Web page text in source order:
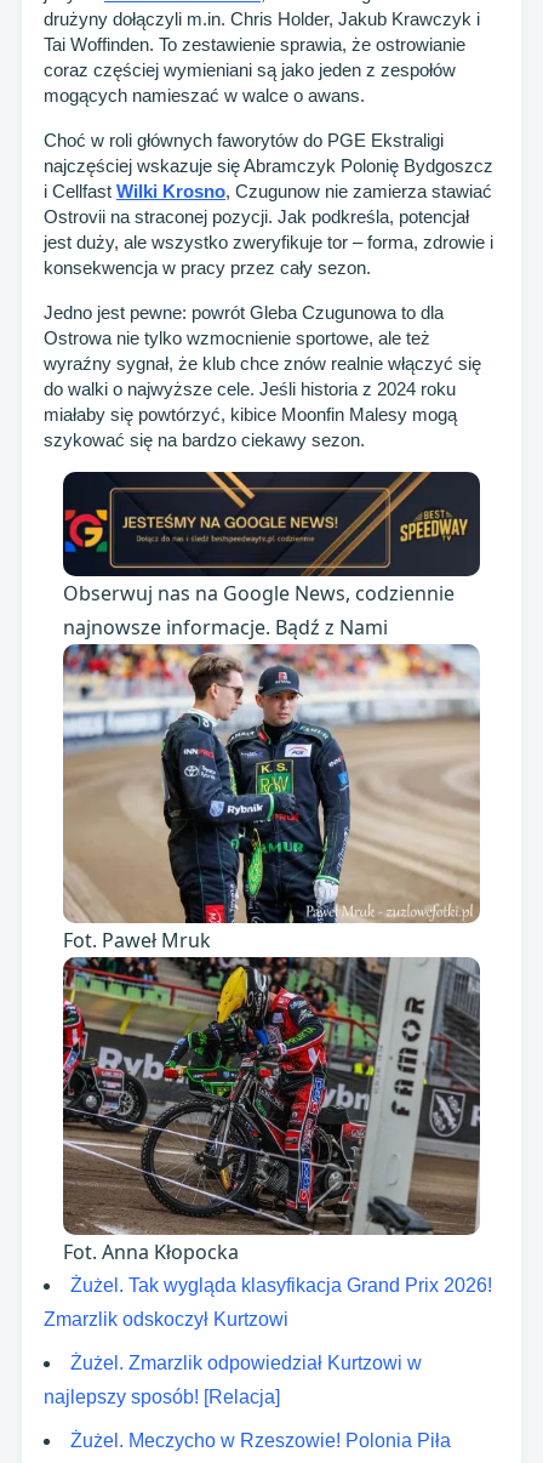
drużyny dołączyli m.in. Chris Holder, Jakub Krawczyk i
Tai Woffinden. To zestawienie sprawia, że ostrowianie
coraz częściej wymieniani są jako jeden z zespołów
mogących namieszać w walce o awans.
Choć w roli głównych faworytów do PGE Ekstraligi
najczęściej wskazuje się Abramczyk Polonię Bydgoszcz
i Cellfast Wilki Krosno, Czugunow nie zamierza stawiać
Ostrovii na straconej pozycji. Jak podkreśla, potencjał
jest duży, ale wszystko zweryfikuje tor – forma, zdrowie i
konsekwencja w pracy przez cały sezon.
Jedno jest pewne: powrót Gleba Czugunowa to dla
Ostrowa nie tylko wzmocnienie sportowe, ale też
wyraźny sygnał, że klub chce znów realnie włączyć się
do walki o najwyższe cele. Jeśli historia z 2024 roku
miałaby się powtórzyć, kibice Moonfin Malesy mogą
szykować się na bardzo ciekawy sezon.
Obserwuj nas na Google News, codziennie
najnowsze informacje. Bądź z Nami
Fot. Paweł Mruk
Fot. Anna Kłopocka
Żużel. Tak wygląda klasyfikacja Grand Prix 2026!
Zmarzlik odskoczył Kurtzowi
Żużel. Zmarzlik odpowiedział Kurtzowi w
najlepszy sposób! [Relacja]
Żużel. Meczycho w Rzeszowie! Polonia Piła